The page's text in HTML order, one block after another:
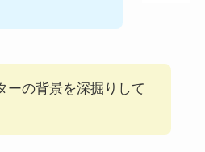
ーの背景を深掘りして